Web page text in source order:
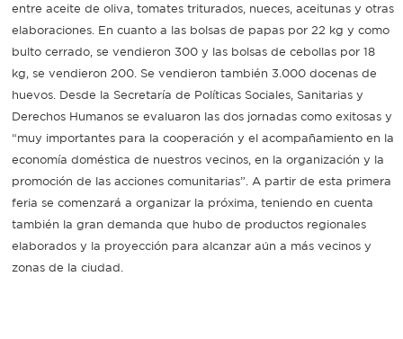
entre aceite de oliva, tomates triturados, nueces, aceitunas y otras
elaboraciones. En cuanto a las bolsas de papas por 22 kg y como
bulto cerrado, se vendieron 300 y las bolsas de cebollas por 18
kg, se vendieron 200. Se vendieron también 3.000 docenas de
huevos. Desde la Secretaría de Políticas Sociales, Sanitarias y
Derechos Humanos se evaluaron las dos jornadas como exitosas y
“muy importantes para la cooperación y el acompañamiento en la
economía doméstica de nuestros vecinos, en la organización y la
promoción de las acciones comunitarias”. A partir de esta primera
feria se comenzará a organizar la próxima, teniendo en cuenta
también la gran demanda que hubo de productos regionales
elaborados y la proyección para alcanzar aún a más vecinos y
zonas de la ciudad.